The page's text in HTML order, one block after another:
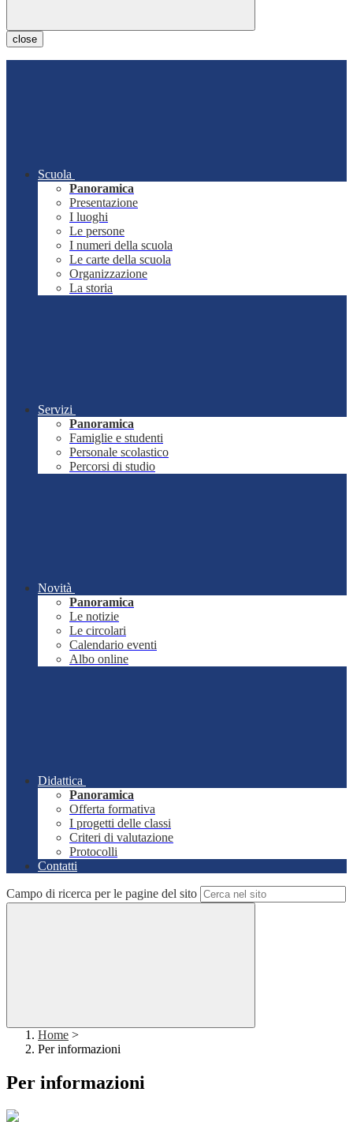
close
Scuola
Panoramica
Presentazione
I luoghi
Le persone
I numeri della scuola
Le carte della scuola
Organizzazione
La storia
Servizi
Panoramica
Famiglie e studenti
Personale scolastico
Percorsi di studio
Novità
Panoramica
Le notizie
Le circolari
Calendario eventi
Albo online
Didattica
Panoramica
Offerta formativa
I progetti delle classi
Criteri di valutazione
Protocolli
Contatti
Campo di ricerca per le pagine del sito
Home >
Per informazioni
Per informazioni